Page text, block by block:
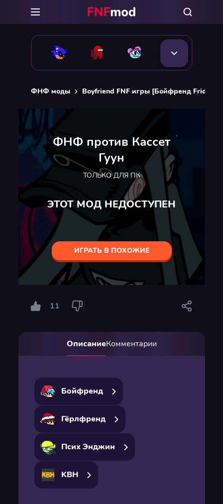
ФНФ моды Boyfriend FNF игры [Бойфренд Friday
ФНФ против Кассет
Гуун
ТОЛЬКО ДЛЯ ПК
ЭТОТ МОД НЕДОСТУПЕН
ИГРАТЬ В ПОХОЖИЕ
11
ОписаниеКомментарии
Бойфренд
Гёрлфренд
Псих Энджин
KBH